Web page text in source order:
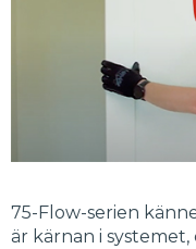
75-Flow-serien
är kärnan i